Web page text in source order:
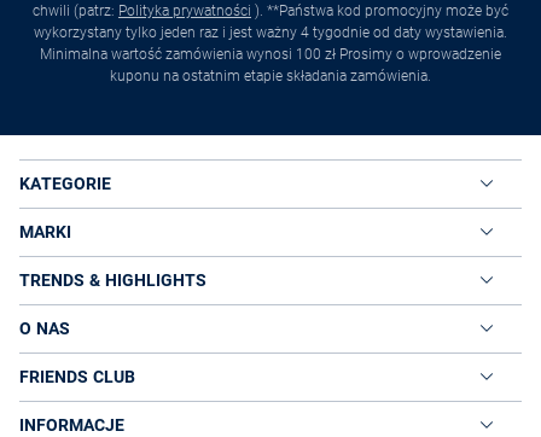
chwili (patrz: Polityka prywatności ). **Państwa kod promocyjny może być
wykorzystany tylko jeden raz i jest ważny 4 tygodnie od daty wystawienia.
Minimalna wartość zamówienia wynosi 100 zł Prosimy o wprowadzenie
kuponu na ostatnim etapie składania zamówienia.
KATEGORIE
MARKI
TRENDS & HIGHLIGHTS
O NAS
FRIENDS CLUB
INFORMACJE